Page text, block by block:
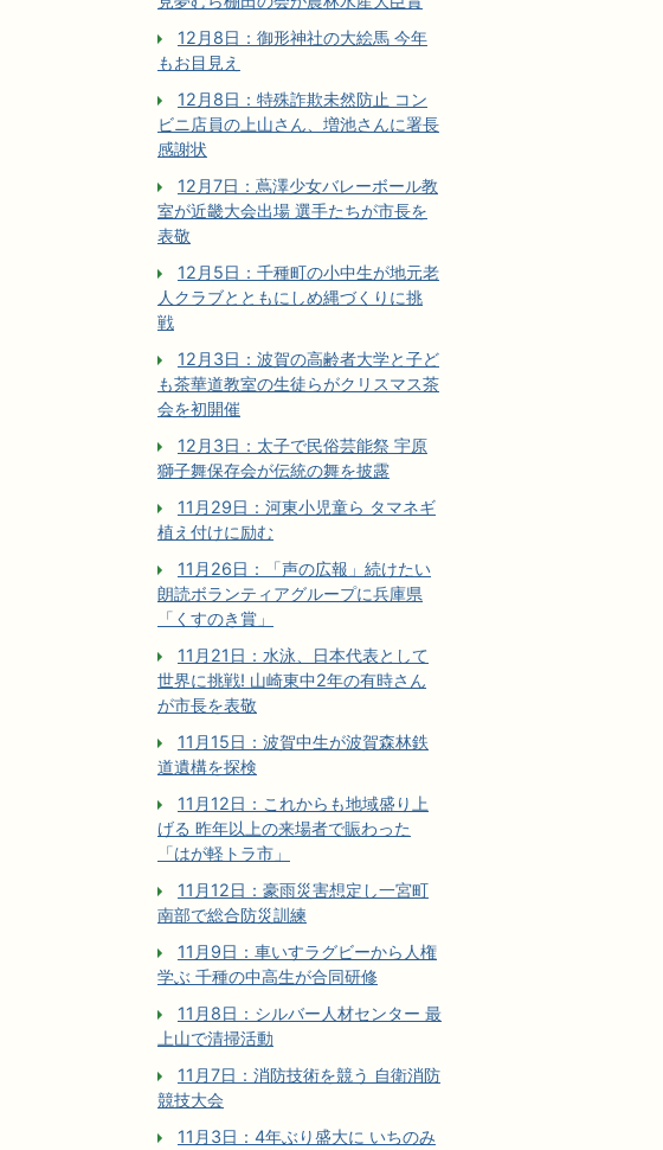
12月8日：御形神社の大絵馬 今年
もお目見え
12月8日：特殊詐欺未然防止 コン
ビニ店員の上山さん、増池さんに署長
感謝状
12月7日：蔦澤少女バレーボール教
室が近畿大会出場 選手たちが市長を
表敬
12月5日：千種町の小中生が地元老
人クラブとともにしめ縄づくりに挑
戦
12月3日：波賀の高齢者大学と子ど
も茶華道教室の生徒らがクリスマス茶
会を初開催
12月3日：太子で民俗芸能祭 宇原
獅子舞保存会が伝統の舞を披露
11月29日：河東小児童ら タマネギ
植え付けに励む
11月26日：「声の広報」続けたい
朗読ボランティアグループに兵庫県
「くすのき賞」
11月21日：水泳、日本代表として
世界に挑戦! 山崎東中2年の有時さん
が市長を表敬
11月15日：波賀中生が波賀森林鉄
道遺構を探検
11月12日：これからも地域盛り上
げる 昨年以上の来場者で賑わった
「はが軽トラ市」
11月12日：豪雨災害想定し一宮町
南部で総合防災訓練
11月9日：車いすラグビーから人権
学ぶ 千種の中高生が合同研修
11月8日：シルバー人材センター 最
上山で清掃活動
11月7日：消防技術を競う 自衛消防
競技大会
11月3日：4年ぶり盛大に いちのみ